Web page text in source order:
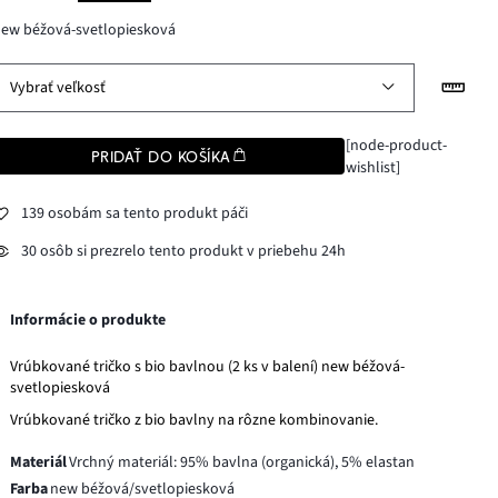
béžová-svetlopiesková
Vybrať veľkosť
PRIDAŤ DO KOŠÍKA
[node-product-
wishlist]
139 osobám sa tento produkt páči
30 osôb si prezrelo tento produkt v priebehu 24h
Informácie o produkte
Vrúbkované tričko s bio bavlnou (2 ks v balení) new béžová-
svetlopiesková
Vrúbkované tričko z bio bavlny na rôzne kombinovanie.
MateriálVrchný materiál: 95% bavlna (organická), 5% elastan
Farbanew béžová/svetlopiesková